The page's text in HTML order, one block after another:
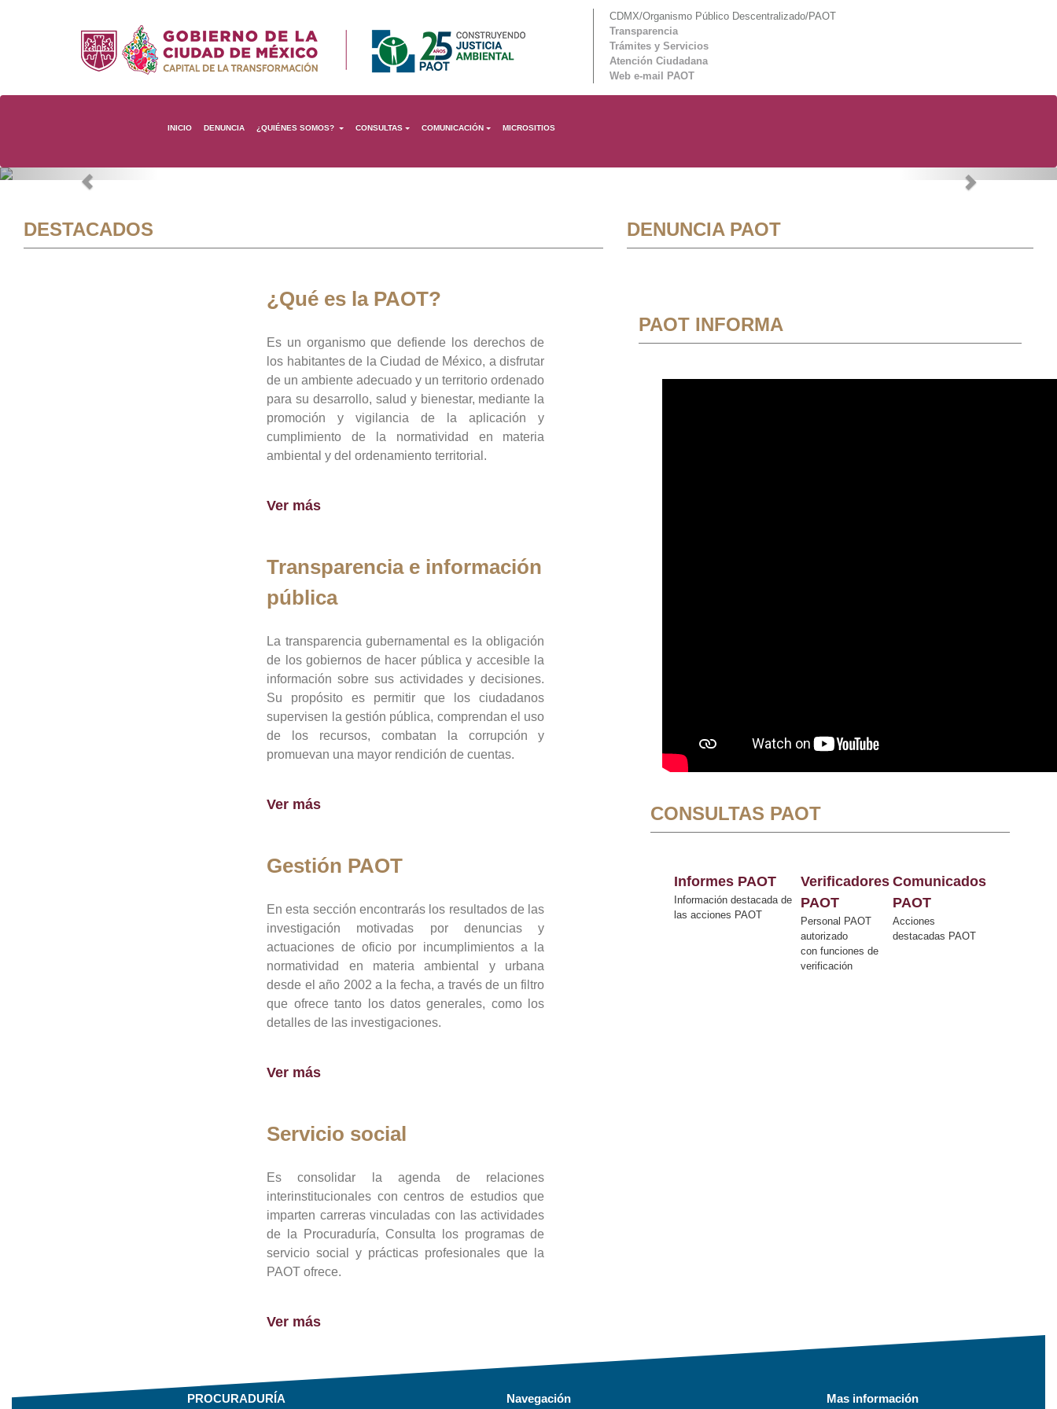
CDMX/Organismo Público Descentralizado/PAOT
Transparencia
Trámites y Servicios
Atención Ciudadana
Web e-mail PAOT
INICIO DENUNCIA ¿QUIÉNES SOMOS? CONSULTAS COMUNICACIÓN MICROSITIOS
Previous Next
DESTACADOS
¿Qué es la PAOT?
Es un organismo que defiende los derechos de
los habitantes de la Ciudad de México, a disfrutar
de un ambiente adecuado y un territorio ordenado
para su desarrollo, salud y bienestar, mediante la
promoción y vigilancia de la aplicación y
cumplimiento de la normatividad en materia
ambiental y del ordenamiento territorial.
Ver más
Transparencia e información
pública
La transparencia gubernamental es la obligación
de los gobiernos de hacer pública y accesible la
información sobre sus actividades y decisiones.
Su propósito es permitir que los ciudadanos
supervisen la gestión pública, comprendan el uso
de los recursos, combatan la corrupción y
promuevan una mayor rendición de cuentas.
Ver más
Gestión PAOT
En esta sección encontrarás los resultados de las
investigación motivadas por denuncias y
actuaciones de oficio por incumplimientos a la
normatividad en materia ambiental y urbana
desde el año 2002 a la fecha, a través de un filtro
que ofrece tanto los datos generales, como los
detalles de las investigaciones.
Ver más
Servicio social
Es consolidar la agenda de relaciones
interinstitucionales con centros de estudios que
imparten carreras vinculadas con las actividades
de la Procuraduría, Consulta los programas de
servicio social y prácticas profesionales que la
PAOT ofrece.
Ver más
DENUNCIA PAOT
PAOT INFORMA
CONSULTAS PAOT
Informes PAOT
Información destacada de
las acciones PAOT
Verificadores
PAOT
Personal PAOT
autorizado
con funciones de
verificación
Comunicados
PAOT
Acciones
destacadas PAOT
PROCURADURÍA Navegación Mas información